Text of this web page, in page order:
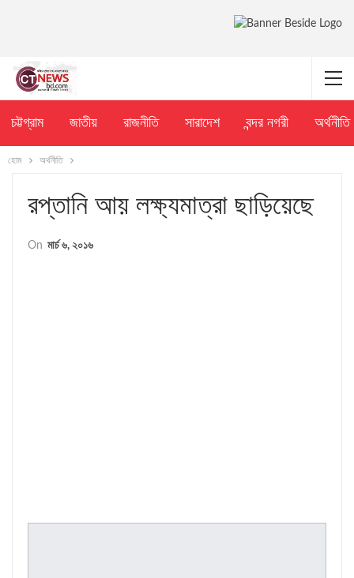
চট্টগ্রাম জাতীয় রাজনীতি সারাদেশ বন্দর নগরী অর্থনীতি
হোম অর্থনীতি
রপ্তানি আয় লক্ষ্যমাত্রা ছাড়িয়েছে
On মার্চ ৬, ২০১৬